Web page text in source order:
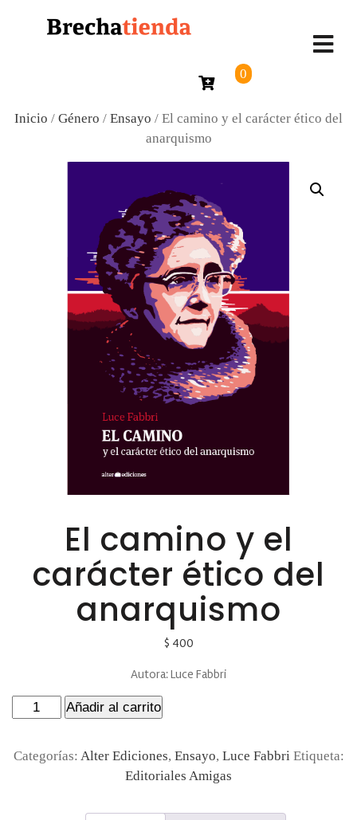
0
Inicio / Género / Ensayo / El camino y el carácter ético del
anarquismo
El camino y el
carácter ético del
anarquismo
$ 400
Autora: Luce Fabbri
Añadir al carrito
Categorías: Alter Ediciones, Ensayo, Luce Fabbri Etiqueta:
Editoriales Amigas